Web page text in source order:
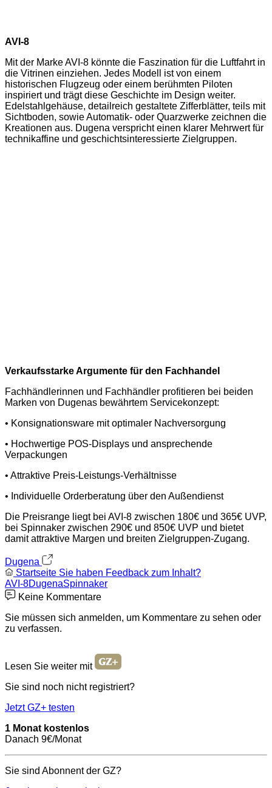
AVI-8
Mit der Marke AVI-8 könnte die Faszination für die Luftfahrt in
die Vitrinen einziehen. Jedes Modell ist von einem
historischen Flugzeug oder einem berühmten Piloten
inspiriert und trägt diese Geschichte im Design weiter.
Edelstahlgehäuse, detailreich gestaltete Zifferblätter, teils mit
Sichtboden, sowie Automatik- oder Quarzwerke zeichnen die
Kreationen aus. Dugena verspricht einen klarer Mehrwert für
technikaffine und geschichtsinteressierte Zielgruppen.
Verkaufsstarke Argumente für den Fachhandel
Fachhändlerinnen und Fachhändler profitieren bei beiden
Marken von Dugenas bewährtem Servicekonzept:
• Konsignationsware mit optimaler Nachversorgung
• Hochwertige POS-Displays und ansprechende
Verpackungen
• Attraktive Preis-Leistungs-Verhältnisse
• Individuelle Orderberatung über den Außendienst
Die Preisrange liegt bei AVI-8 zwischen 180€ und 365€ UVP,
bei Spinnaker zwischen 290€ und 850€ UVP und bietet
damit attraktive Margen und breiten Zielgruppen-Zugang.
Dugena
Startseite Sie haben Feedback zum Inhalt?
AVI-8DugenaSpinnaker
Keine Kommentare
Sie müssen sich anmelden, um Kommentare zu sehen oder
zu verfassen.
Lesen Sie weiter mit
Sie sind noch nicht registriert?
Jetzt GZ+ testen
1 Monat kostenlos
Danach 9€/Monat
Sie sind Abonnent der GZ?